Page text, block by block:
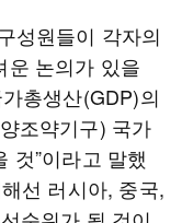
성원들이 각자의
운 논의가 있을
총생산(GDP)의
조약기구) 국가
것”이라고 말했
선 러시아, 중국,